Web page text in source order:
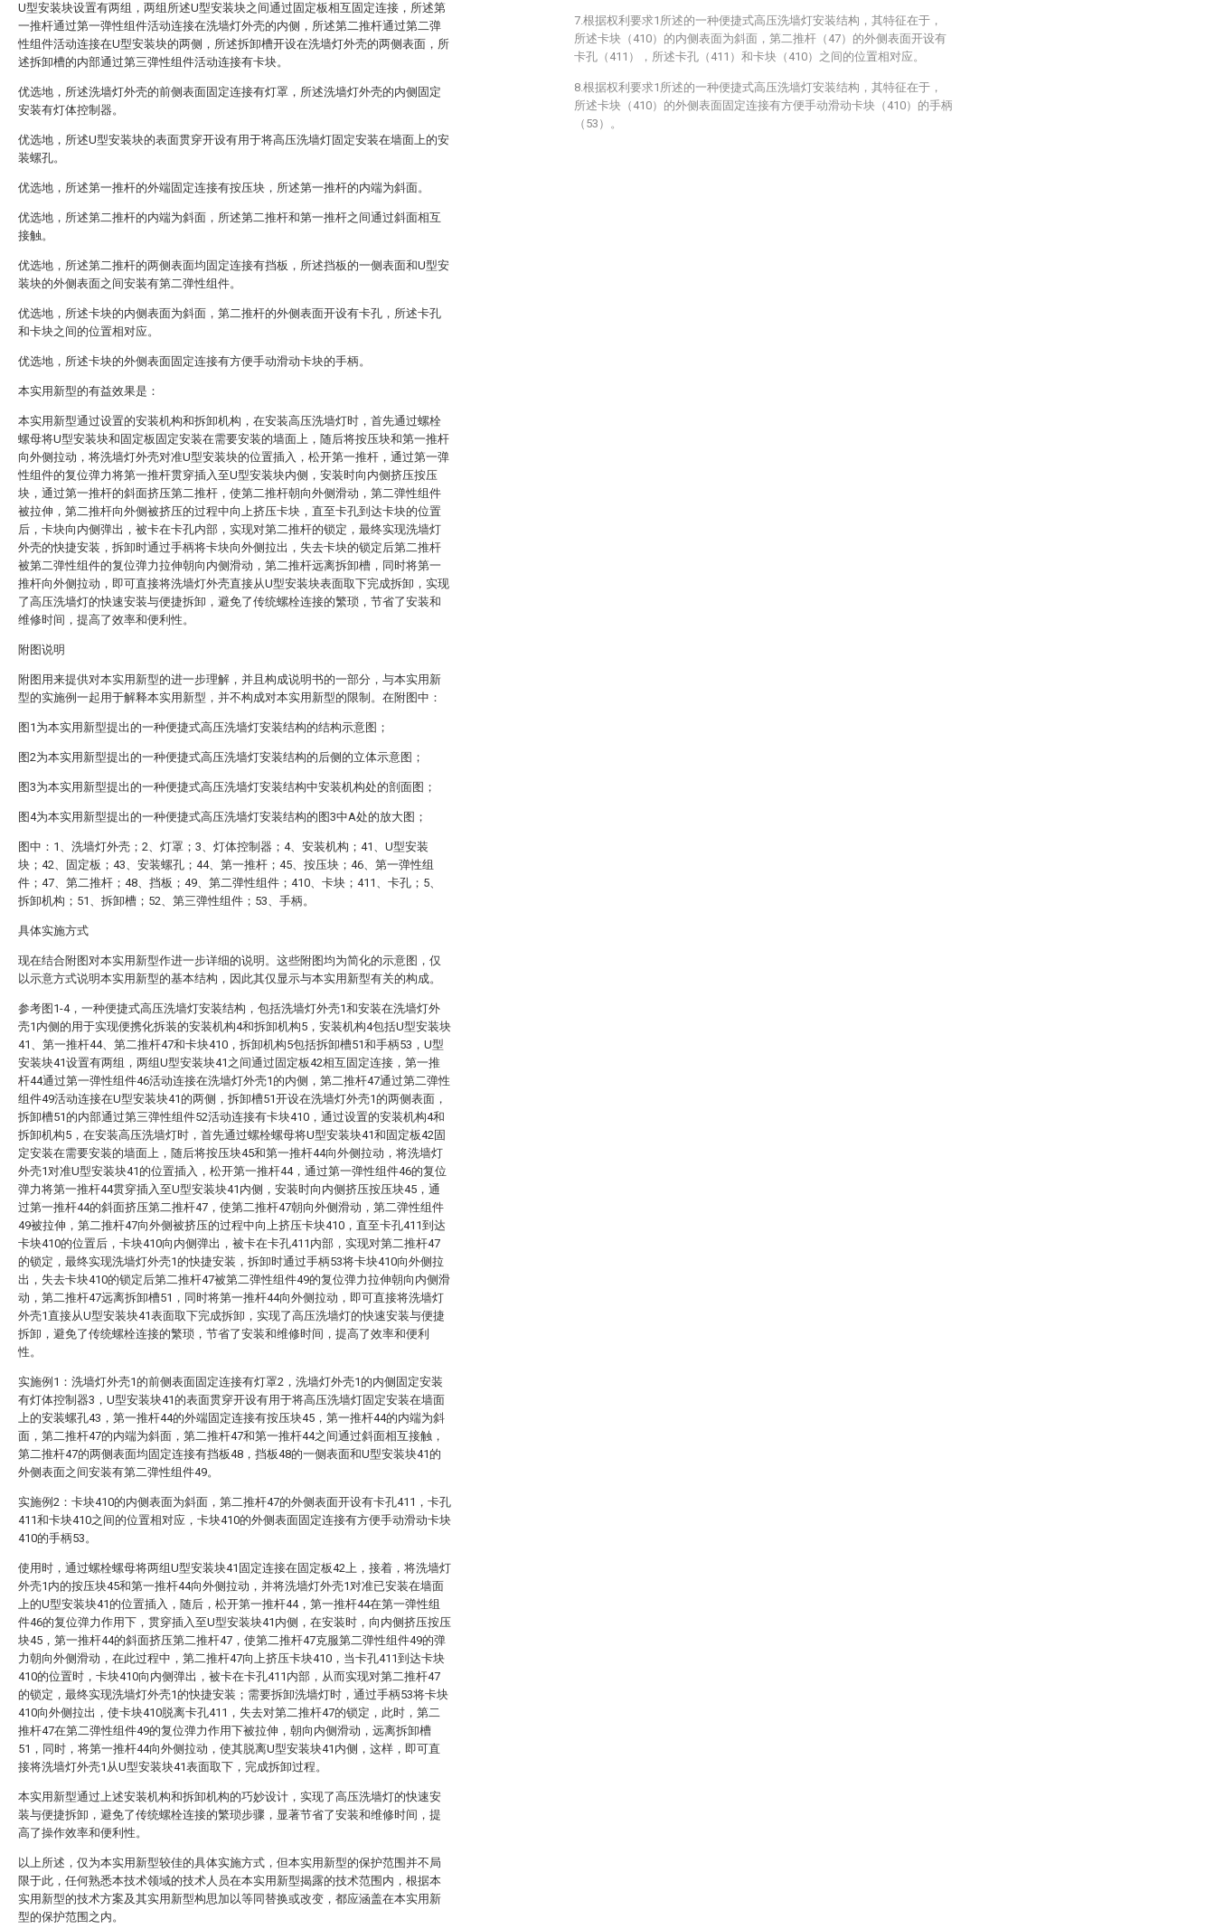
U型安装块设置有两组，两组所述U型安装块之间通过固定板相互固定连接，所述第
一推杆通过第一弹性组件活动连接在洗墙灯外壳的内侧，所述第二推杆通过第二弹
性组件活动连接在U型安装块的两侧，所述拆卸槽开设在洗墙灯外壳的两侧表面，所
述拆卸槽的内部通过第三弹性组件活动连接有卡块。
优选地，所述洗墙灯外壳的前侧表面固定连接有灯罩，所述洗墙灯外壳的内侧固定
安装有灯体控制器。
优选地，所述U型安装块的表面贯穿开设有用于将高压洗墙灯固定安装在墙面上的安
装螺孔。
优选地，所述第一推杆的外端固定连接有按压块，所述第一推杆的内端为斜面。
优选地，所述第二推杆的内端为斜面，所述第二推杆和第一推杆之间通过斜面相互
接触。
优选地，所述第二推杆的两侧表面均固定连接有挡板，所述挡板的一侧表面和U型安
装块的外侧表面之间安装有第二弹性组件。
优选地，所述卡块的内侧表面为斜面，第二推杆的外侧表面开设有卡孔，所述卡孔
和卡块之间的位置相对应。
优选地，所述卡块的外侧表面固定连接有方便手动滑动卡块的手柄。
本实用新型的有益效果是：
本实用新型通过设置的安装机构和拆卸机构，在安装高压洗墙灯时，首先通过螺栓
螺母将U型安装块和固定板固定安装在需要安装的墙面上，随后将按压块和第一推杆
向外侧拉动，将洗墙灯外壳对准U型安装块的位置插入，松开第一推杆，通过第一弹
性组件的复位弹力将第一推杆贯穿插入至U型安装块内侧，安装时向内侧挤压按压
块，通过第一推杆的斜面挤压第二推杆，使第二推杆朝向外侧滑动，第二弹性组件
被拉伸，第二推杆向外侧被挤压的过程中向上挤压卡块，直至卡孔到达卡块的位置
后，卡块向内侧弹出，被卡在卡孔内部，实现对第二推杆的锁定，最终实现洗墙灯
外壳的快捷安装，拆卸时通过手柄将卡块向外侧拉出，失去卡块的锁定后第二推杆
被第二弹性组件的复位弹力拉伸朝向内侧滑动，第二推杆远离拆卸槽，同时将第一
推杆向外侧拉动，即可直接将洗墙灯外壳直接从U型安装块表面取下完成拆卸，实现
了高压洗墙灯的快速安装与便捷拆卸，避免了传统螺栓连接的繁琐，节省了安装和
维修时间，提高了效率和便利性。
附图说明
附图用来提供对本实用新型的进一步理解，并且构成说明书的一部分，与本实用新
型的实施例一起用于解释本实用新型，并不构成对本实用新型的限制。在附图中：
图1为本实用新型提出的一种便捷式高压洗墙灯安装结构的结构示意图；
图2为本实用新型提出的一种便捷式高压洗墙灯安装结构的后侧的立体示意图；
图3为本实用新型提出的一种便捷式高压洗墙灯安装结构中安装机构处的剖面图；
图4为本实用新型提出的一种便捷式高压洗墙灯安装结构的图3中A处的放大图；
图中：1、洗墙灯外壳；2、灯罩；3、灯体控制器；4、安装机构；41、U型安装
块；42、固定板；43、安装螺孔；44、第一推杆；45、按压块；46、第一弹性组
件；47、第二推杆；48、挡板；49、第二弹性组件；410、卡块；411、卡孔；5、
拆卸机构；51、拆卸槽；52、第三弹性组件；53、手柄。
具体实施方式
现在结合附图对本实用新型作进一步详细的说明。这些附图均为简化的示意图，仅
以示意方式说明本实用新型的基本结构，因此其仅显示与本实用新型有关的构成。
参考图1-4，一种便捷式高压洗墙灯安装结构，包括洗墙灯外壳1和安装在洗墙灯外
壳1内侧的用于实现便携化拆装的安装机构4和拆卸机构5，安装机构4包括U型安装块
41、第一推杆44、第二推杆47和卡块410，拆卸机构5包括拆卸槽51和手柄53，U型
安装块41设置有两组，两组U型安装块41之间通过固定板42相互固定连接，第一推
杆44通过第一弹性组件46活动连接在洗墙灯外壳1的内侧，第二推杆47通过第二弹性
组件49活动连接在U型安装块41的两侧，拆卸槽51开设在洗墙灯外壳1的两侧表面，
拆卸槽51的内部通过第三弹性组件52活动连接有卡块410，通过设置的安装机构4和
拆卸机构5，在安装高压洗墙灯时，首先通过螺栓螺母将U型安装块41和固定板42固
定安装在需要安装的墙面上，随后将按压块45和第一推杆44向外侧拉动，将洗墙灯
外壳1对准U型安装块41的位置插入，松开第一推杆44，通过第一弹性组件46的复位
弹力将第一推杆44贯穿插入至U型安装块41内侧，安装时向内侧挤压按压块45，通
过第一推杆44的斜面挤压第二推杆47，使第二推杆47朝向外侧滑动，第二弹性组件
49被拉伸，第二推杆47向外侧被挤压的过程中向上挤压卡块410，直至卡孔411到达
卡块410的位置后，卡块410向内侧弹出，被卡在卡孔411内部，实现对第二推杆47
的锁定，最终实现洗墙灯外壳1的快捷安装，拆卸时通过手柄53将卡块410向外侧拉
出，失去卡块410的锁定后第二推杆47被第二弹性组件49的复位弹力拉伸朝向内侧滑
动，第二推杆47远离拆卸槽51，同时将第一推杆44向外侧拉动，即可直接将洗墙灯
外壳1直接从U型安装块41表面取下完成拆卸，实现了高压洗墙灯的快速安装与便捷
拆卸，避免了传统螺栓连接的繁琐，节省了安装和维修时间，提高了效率和便利
性。
实施例1：洗墙灯外壳1的前侧表面固定连接有灯罩2，洗墙灯外壳1的内侧固定安装
有灯体控制器3，U型安装块41的表面贯穿开设有用于将高压洗墙灯固定安装在墙面
上的安装螺孔43，第一推杆44的外端固定连接有按压块45，第一推杆44的内端为斜
面，第二推杆47的内端为斜面，第二推杆47和第一推杆44之间通过斜面相互接触，
第二推杆47的两侧表面均固定连接有挡板48，挡板48的一侧表面和U型安装块41的
外侧表面之间安装有第二弹性组件49。
实施例2：卡块410的内侧表面为斜面，第二推杆47的外侧表面开设有卡孔411，卡孔
411和卡块410之间的位置相对应，卡块410的外侧表面固定连接有方便手动滑动卡块
410的手柄53。
使用时，通过螺栓螺母将两组U型安装块41固定连接在固定板42上，接着，将洗墙灯
外壳1内的按压块45和第一推杆44向外侧拉动，并将洗墙灯外壳1对准已安装在墙面
上的U型安装块41的位置插入，随后，松开第一推杆44，第一推杆44在第一弹性组
件46的复位弹力作用下，贯穿插入至U型安装块41内侧，在安装时，向内侧挤压按压
块45，第一推杆44的斜面挤压第二推杆47，使第二推杆47克服第二弹性组件49的弹
力朝向外侧滑动，在此过程中，第二推杆47向上挤压卡块410，当卡孔411到达卡块
410的位置时，卡块410向内侧弹出，被卡在卡孔411内部，从而实现对第二推杆47
的锁定，最终实现洗墙灯外壳1的快捷安装；需要拆卸洗墙灯时，通过手柄53将卡块
410向外侧拉出，使卡块410脱离卡孔411，失去对第二推杆47的锁定，此时，第二
推杆47在第二弹性组件49的复位弹力作用下被拉伸，朝向内侧滑动，远离拆卸槽
51，同时，将第一推杆44向外侧拉动，使其脱离U型安装块41内侧，这样，即可直
接将洗墙灯外壳1从U型安装块41表面取下，完成拆卸过程。
本实用新型通过上述安装机构和拆卸机构的巧妙设计，实现了高压洗墙灯的快速安
装与便捷拆卸，避免了传统螺栓连接的繁琐步骤，显著节省了安装和维修时间，提
高了操作效率和便利性。
以上所述，仅为本实用新型较佳的具体实施方式，但本实用新型的保护范围并不局
限于此，任何熟悉本技术领域的技术人员在本实用新型揭露的技术范围内，根据本
实用新型的技术方案及其实用新型构思加以等同替换或改变，都应涵盖在本实用新
型的保护范围之内。
7.根据权利要求1所述的一种便捷式高压洗墙灯安装结构，其特征在于，
所述卡块（410）的内侧表面为斜面，第二推杆（47）的外侧表面开设有
卡孔（411），所述卡孔（411）和卡块（410）之间的位置相对应。
8.根据权利要求1所述的一种便捷式高压洗墙灯安装结构，其特征在于，
所述卡块（410）的外侧表面固定连接有方便手动滑动卡块（410）的手柄
（53）。